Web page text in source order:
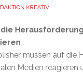
KREATIV
die
müssen auf die
Medien reagieren